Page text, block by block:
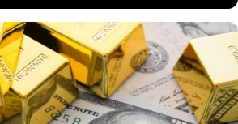
Bankası'nın rezervleri geçen
brütte 1,5 milyar dolar düşüşle